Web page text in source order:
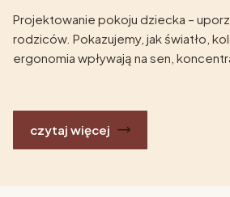
Projektowanie pokoju dziecka –
rodziców. Pokazujemy, jak światło,
ergonomia wpływają na sen,
czytaj więcej